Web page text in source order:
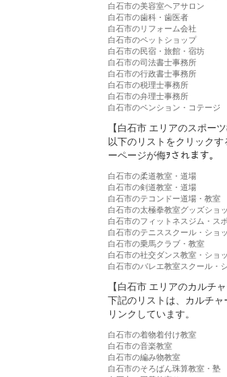
白石市の美容室ヘアサロン
白石市の歯科・歯医者
白石市のリフォーム会社
白石市のペットショップ
白石市の民宿・旅館・宿坊
白石市の司法書士事務所
白石市の行政書士事務所
白石市の税理士事務所
白石市の弁理士事務所
白石市のペンション・コテージ
【白石市 エリアのスポー
以下のリストをクリック
ーページが侮ｦされます。
白石市の柔道教室・道場
白石市の剣道教室・道場
白石市のテコンドー道場・教室
白石市の太極拳教室グッズショ
白石市のフィットネスジム・ス
白石市のテニススクール・ショ
白石市の乗馬クラブ・教室
白石市の社交ダンス教室・ショ
白石市のバレエ教室スクール・
【白石市 エリアのカルチ
下記のリストは、カルチ
リンクしています。
白石市の着物着付け教室
白石市の音楽教室
白石市の編み物教室
白石市のそろばん珠算教室・塾